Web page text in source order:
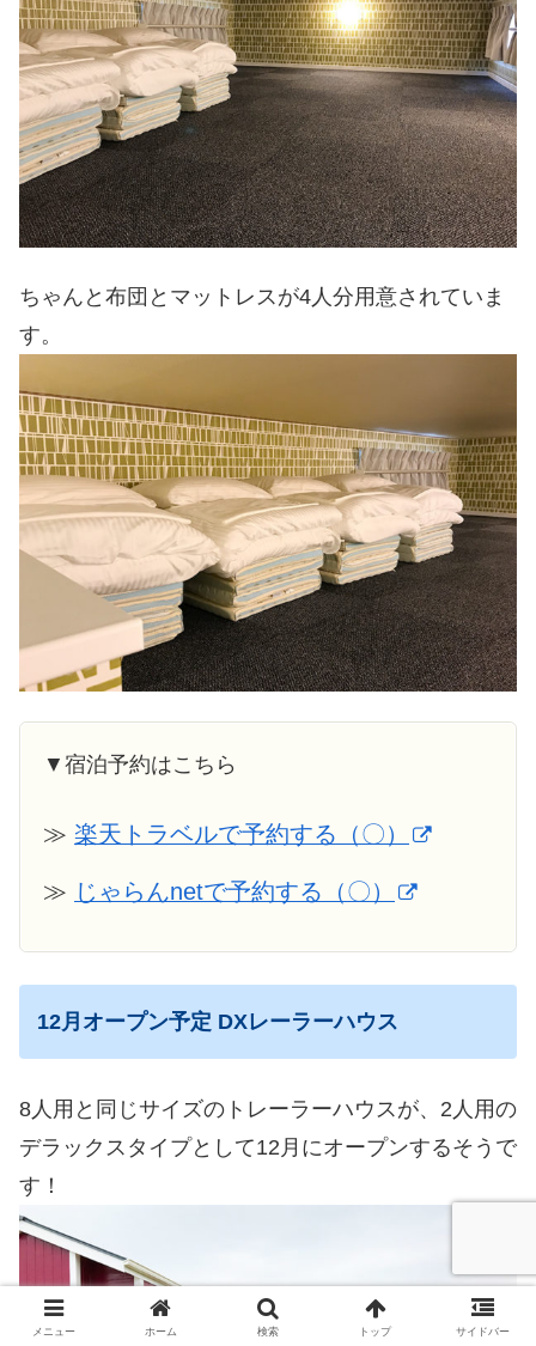
ちゃんと布団とマットレスが4人分用意されていま
す。
▼宿泊予約はこちら
≫ 楽天トラベルで予約する（〇）
≫ じゃらんnetで予約する（〇）
12月オープン予定 DXレーラーハウス
8人用と同じサイズのトレーラーハウスが、2人用の
デラックスタイプとして12月にオープンするそうで
す！
メニュー ホーム 検索 トップ サイドバー